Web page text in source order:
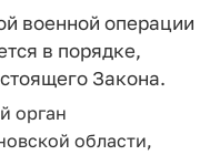
военной операции
в порядке,
Закона.
орган
области,